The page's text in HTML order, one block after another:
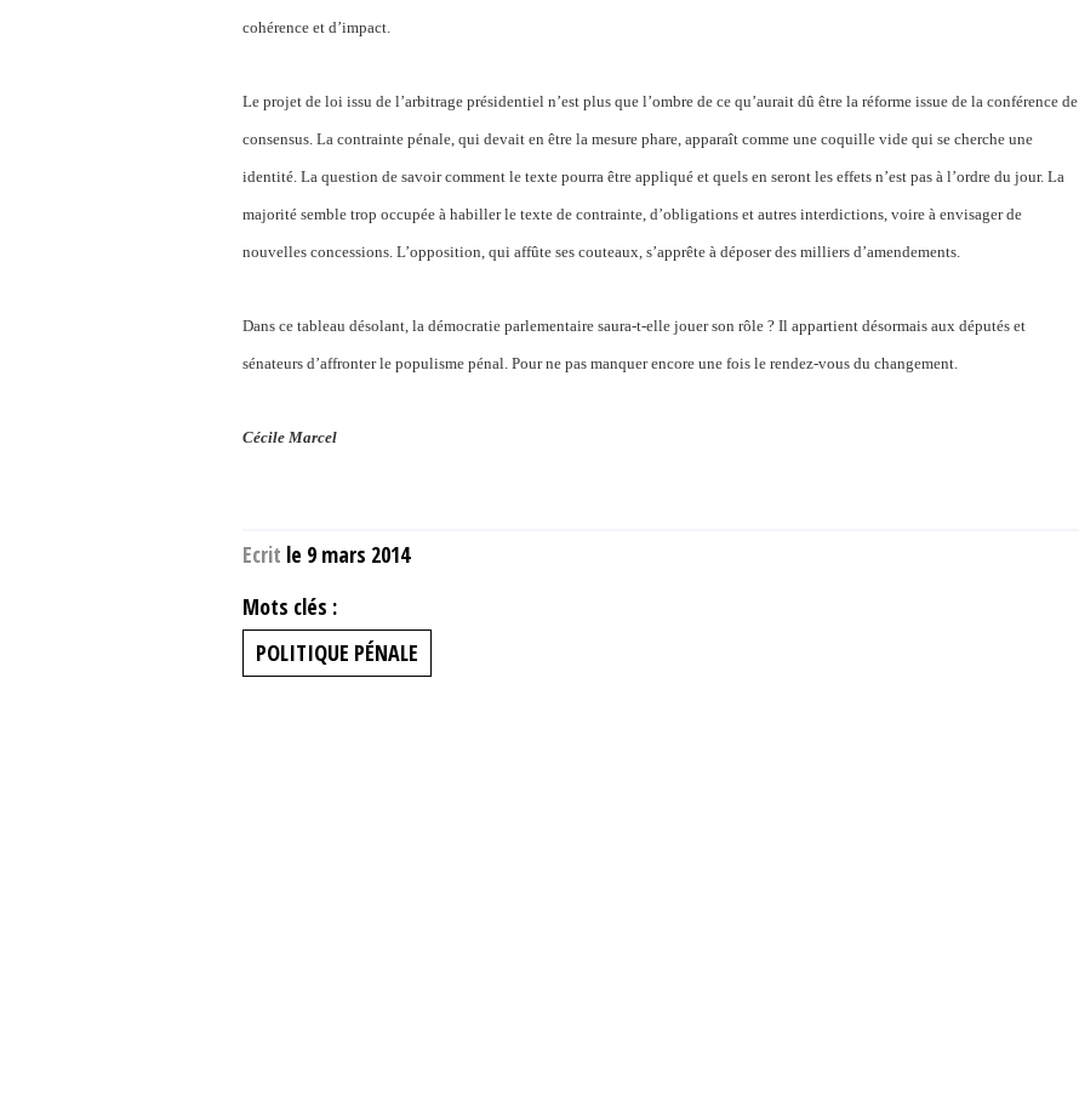
cohérence et d’impact.
Le projet de loi issu de l’arbitrage présidentiel n’est plus que l’ombre de ce qu’aurait dû être la réforme issue de la conférence de
consensus. La contrainte pénale, qui devait en être la mesure phare, apparaît comme une coquille vide qui se cherche une
identité. La question de savoir comment le texte pourra être appliqué et quels en seront les effets n’est pas à l’ordre du jour. La
majorité semble trop occupée à habiller le texte de contrainte, d’obligations et autres interdictions, voire à envisager de
nouvelles concessions. L’opposition, qui affûte ses couteaux, s’apprête à déposer des milliers d’amendements.
Dans ce tableau désolant, la démocratie parlementaire saura-t-elle jouer son rôle ? Il appartient désormais aux députés et
sénateurs d’affronter le populisme pénal. Pour ne pas manquer encore une fois le rendez-vous du changement.
Cécile Marcel
Ecrit le 9 mars 2014
Mots clés :
POLITIQUE PÉNALE